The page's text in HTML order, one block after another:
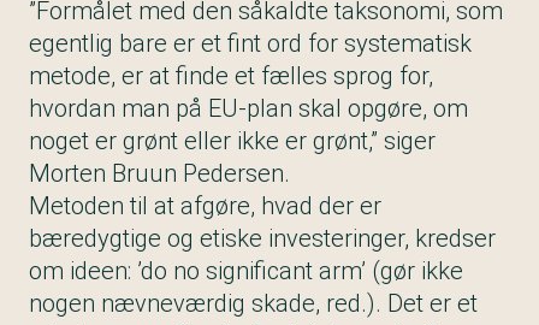
”Formålet med den såkaldte taksonomi, som
egentlig bare er et fint ord for systematisk
metode, er at finde et fælles sprog for,
hvordan man på EU-plan skal opgøre, om
noget er grønt eller ikke er grønt,” siger
Morten Bruun Pedersen.
Metoden til at afgøre, hvad der er
bæredygtige og etiske investeringer, kredser
om ideen: ’do no significant arm’ (gør ikke
nogen nævneværdig skade, red.). Det er et